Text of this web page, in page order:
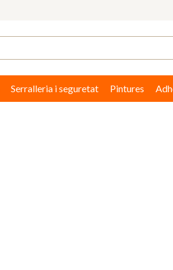
Serralleria i seguretat Pintures